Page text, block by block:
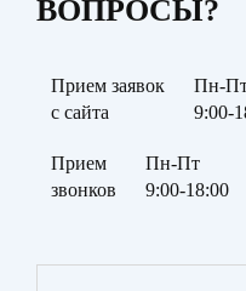
ВОПРОСЫ?
Прием заявок
с сайта
Пн-
9:00-
Прием
звонков
Пн-Пт
9:00-18:00